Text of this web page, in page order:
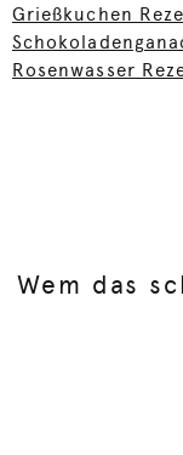
Grießkuchen
Rosenwasser
Wem das